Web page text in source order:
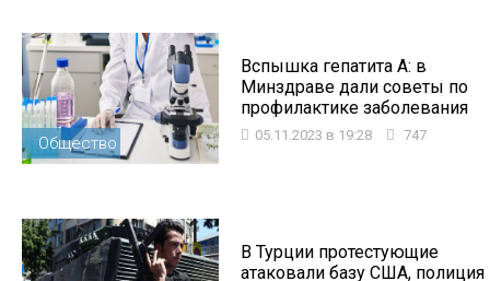
Общество
Вспышка гепатита А: в
Минздраве дали советы по
профилактике заболевания
05.11.2023 в 19:28 747
В Турции протестующие
атаковали базу США, полиция